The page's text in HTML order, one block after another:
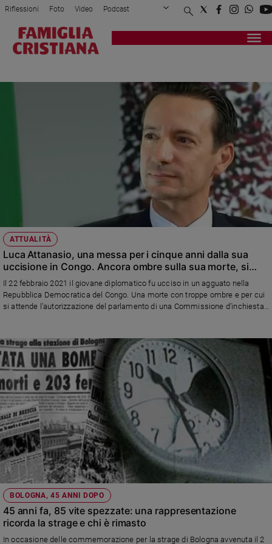
Attualità
Papa
Papa
Chiesa
Chiesa
spiritualità
Santi
Devozione
e
fede
Parola
del
giorno
Santo
giorno
Società
e
Riflessioni Foto Video Podcast
Privacy Policy Chi siamo
Registrati Redazione
ATTUALITÀ
Luca Attanasio, una messa per i cinque anni dalla sua
uccisione in Congo. Ancora ombre sulla sua morte, si
attende una commissione d'inchiesta parlamentare
Il 22 febbraio 2021 il giovane diplomatico fu ucciso in un agguato nella
Repubblica Democratica del Congo. Una morte con troppe ombre e per cui
si attende l’autorizzazione del parlamento di una Commissione d’inchiesta.
BOLOGNA, 45 ANNI DOPO
45 anni fa, 85 vite spezzate: una rappresentazione
ricorda la strage e chi è rimasto
In occasione delle commemorazione per la strage di Bologna avvenuta il 2